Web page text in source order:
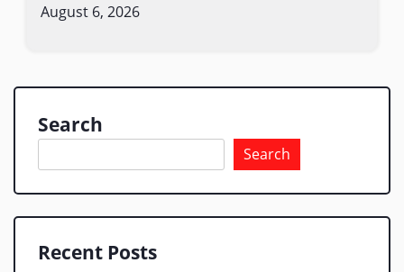
August 6, 2026
Search
Search
Recent Posts